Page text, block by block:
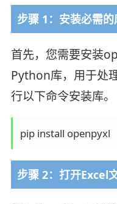
步骤 1：安装必需的
首先，您需要安装
Python库，用于处
行以下命令安装库。
pip install openpyxl
步骤 2：打开Excel